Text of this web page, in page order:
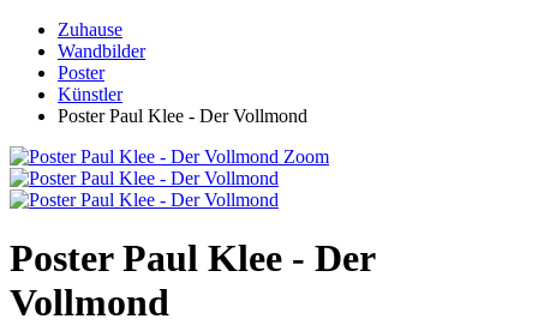
Zuhause
Wandbilder
Poster
Künstler
Poster Paul Klee - Der Vollmond
Zoom
Poster Paul Klee - Der
Vollmond